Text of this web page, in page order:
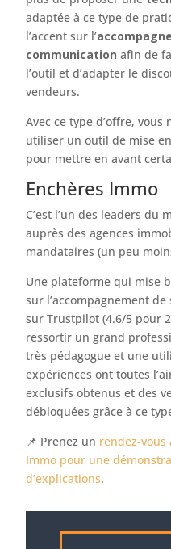
adaptée à ce type de
l’accent sur l’
communication afin de
l’outil et d’adapter le
vendeurs.
Avec ce type d’offre,
utiliser un outil de mise
pour mettre en avant
Enchères Immo
C’est l’un des leaders du
auprès des agences
mandataires (un peu
Une plateforme qui mise
sur l’accompagnement
sur Trustpilot (4.6/5 pour
ressortir un grand
très pédagogue et une
expériences ont toutes
exclusifs obtenus et des
débloquées grâce à ce
📌 Prenez un rendez-vous
Immo pour une
d’explications.